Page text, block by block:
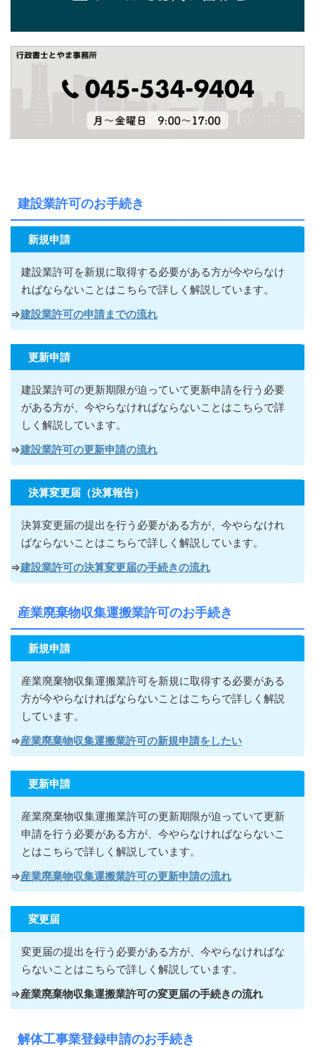
建設業許可のお手続き
新規申請
建設業許可を新規に取得する必要がある方が今やらなけ
ればならないこ とはこちらで詳しく解説しています。
⇒建設業許可の申請までの流れ
更新申請
建設業許可の更新期限が迫っていて更新申請を行う必要
がある方が 、今やらなければならないこ とはこちらで詳
しく解説しています。
⇒建設業許可の更新申請の流れ
決算変更届（決算報告）
決算変更届の提出を行う必要がある方が 、今やらなけれ
ばならないこ とはこちらで詳しく解説しています。
⇒建設業許可の決算変更届の手続きの流れ
産業廃棄物収集運搬業許可のお手続き
新規申請
産業廃棄物収集運搬業許可を新規に取得する必要がある
方が今やらなければならないこ とはこちらで詳しく解説
しています。
⇒産業廃棄物収集運搬業許可の新規申請をしたい
更新申請
産業廃棄物収集運搬業許可の更新期限が迫っていて更新
申請を行う必要がある方が 、今やらなければならないこ
とはこちらで詳しく解説しています。
⇒産業廃棄物収集運搬業許可の更新申請の流れ
変更届
変更届の提出を行う必要がある方が 、今やらなければな
らないこ とはこちらで詳しく解説しています。
⇒産業廃棄物収集運搬業許可の変更届の手続きの流れ
解体工事業登録申請のお手続き